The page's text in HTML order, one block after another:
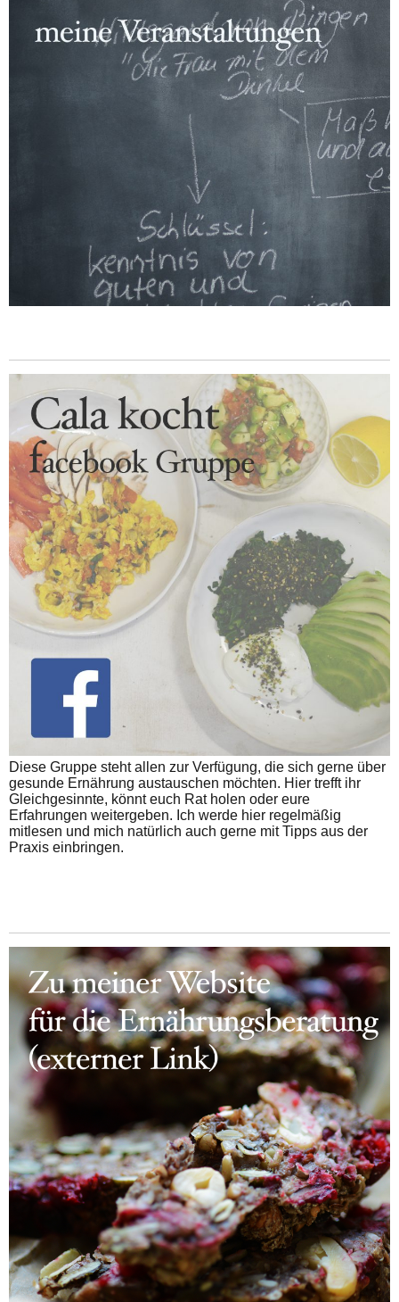
Diese Gruppe steht allen zur Verfügung, die sich gerne über
gesunde Ernährung austauschen möchten. Hier trefft ihr
Gleichgesinnte, könnt euch Rat holen oder eure
Erfahrungen weitergeben. Ich werde hier regelmäßig
mitlesen und mich natürlich auch gerne mit Tipps aus der
Praxis einbringen.